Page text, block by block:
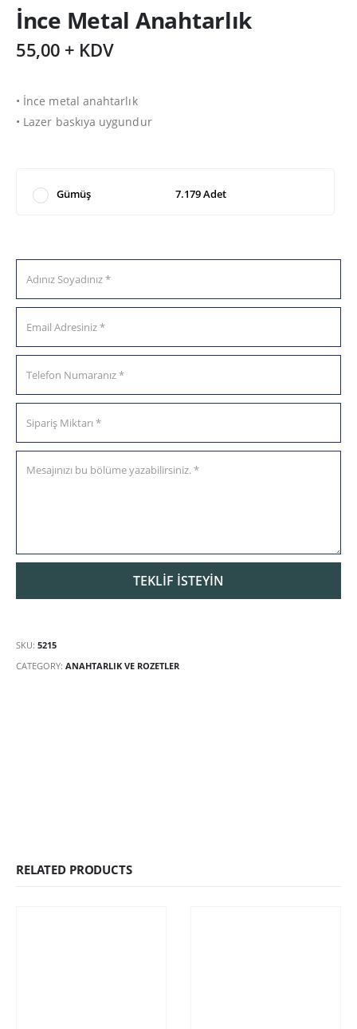
İnce Metal Anahtarlık
55,00 + KDV
• İnce metal anahtarlık
• Lazer baskıya uygundur
Gümüş 7.179 Adet
SKU: 5215
CATEGORY: ANAHTARLIK VE ROZETLER
RELATED PRODUCTS